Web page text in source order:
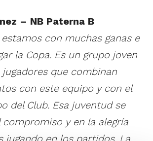
– NB Paterna B
con muchas ganas e
la Copa. Es un grupo joven
que combinan
con este equipo y con el
del Club. Esa juventud se
compromiso y en la alegría
jugando en los partidos. La